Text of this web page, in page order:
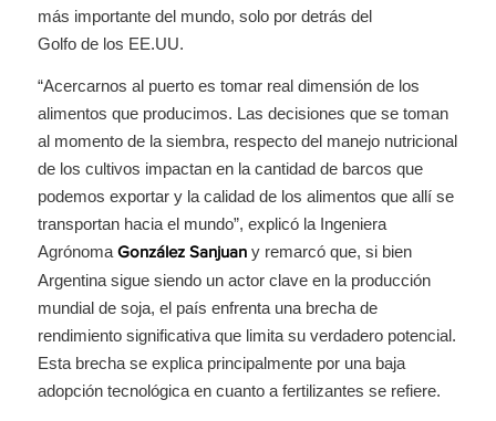
más importante del mundo, solo por detrás del
Golfo de los EE.UU.
“Acercarnos al puerto es tomar real dimensión de los
alimentos que producimos. Las decisiones que se toman
al momento de la siembra, respecto del manejo nutricional
de los cultivos impactan en la cantidad de barcos que
podemos exportar y la calidad de los alimentos que allí se
transportan hacia el mundo”, explicó la Ingeniera
Agrónoma González Sanjuany remarcó que, si bien
Argentina sigue siendo un actor clave en la producción
mundial de soja, el país enfrenta una brecha de
rendimiento significativa que limita su verdadero potencial.
Esta brecha se explica principalmente por una baja
adopción tecnológica en cuanto a fertilizantes se refiere.